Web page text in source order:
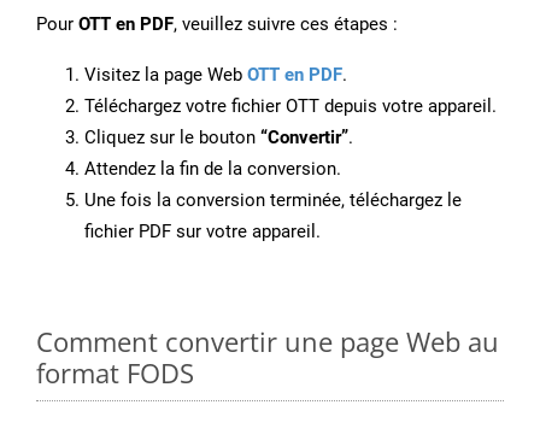
Pour OTT en PDF, veuillez suivre ces étapes :
Visitez la page Web OTT en PDF.
Téléchargez votre fichier OTT depuis votre appareil.
Cliquez sur le bouton “Convertir”.
Attendez la fin de la conversion.
Une fois la conversion terminée, téléchargez le
fichier PDF sur votre appareil.
Comment convertir une page Web au
format FODS